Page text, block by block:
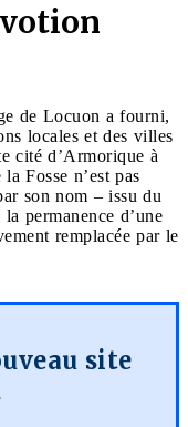
de Locuon a fourni,
locales et des villes
cité d’Armorique à
Fosse n’est pas
son nom – issu du
permanence d’une
remplacée par le
site